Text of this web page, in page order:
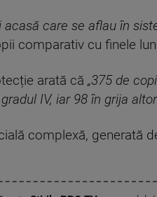
acasă care se aflau în
comparativ cu finele
arată că „375 de
IV, iar 98 în grija
complexă, generată